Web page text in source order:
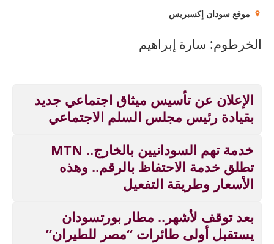
موقع سودان إكسبريس
الخرطوم: سارة إبراهيم
الإعلان عن تأسيس ميثاق اجتماعي جديد
بقيادة رئيس مجلس السلم الاجتماعي
خدمة تهم السودانيين بالخارج.. MTN
تطلق خدمة الاحتفاظ بالرقم.. وهذه
الأسعار وطريقة التفعيل
بعد توقف لأشهر.. مطار بورتسودان
يستقبل أولى طائرات “مصر للطيران”